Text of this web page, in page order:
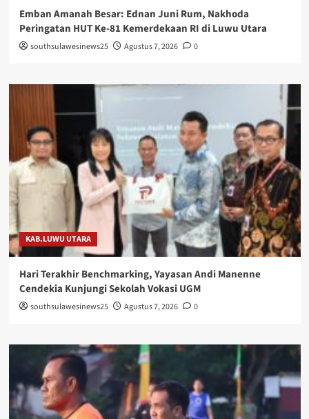
Emban Amanah Besar: Ednan Juni Rum, Nakhoda
Peringatan HUT Ke-81 Kemerdekaan RI di Luwu Utara
southsulawesinews25 Agustus 7, 2026 0
KAB.LUWU UTARA
Hari Terakhir Benchmarking, Yayasan Andi Manenne
Cendekia Kunjungi Sekolah Vokasi UGM
southsulawesinews25 Agustus 7, 2026 0